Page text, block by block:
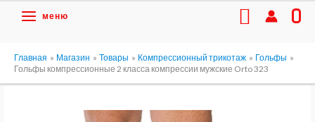
меню Поиск
Главная Магазин Товары Компрессионный трикотаж
Гольфы
Гольфы компрессионные 2 класса компрессии мужские Orto 323